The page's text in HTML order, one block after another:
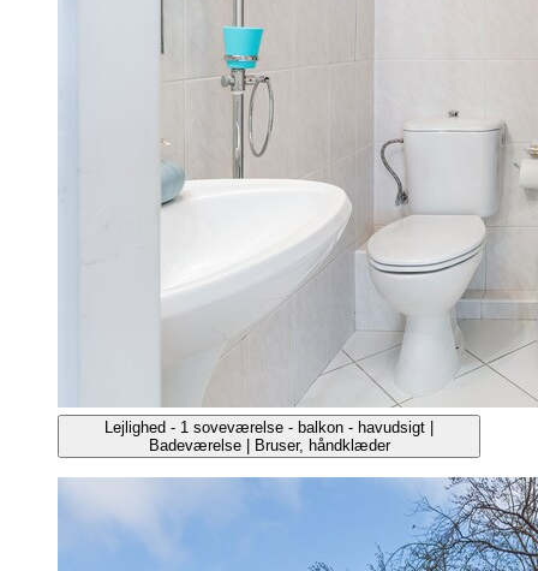
Lejlighed - 1 soveværelse - balkon - havudsigt |
Badeværelse | Bruser, håndklæder